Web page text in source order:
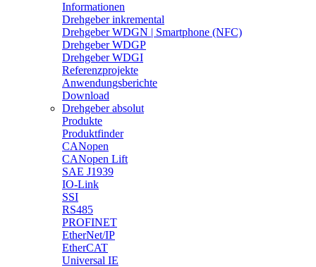
Informationen
Drehgeber inkremental
Drehgeber WDGN | Smartphone (NFC)
Drehgeber WDGP
Drehgeber WDGI
Referenzprojekte
Anwendungsberichte
Download
Drehgeber absolut
Produkte
Produktfinder
CANopen
CANopen Lift
SAE J1939
IO-Link
SSI
RS485
PROFINET
EtherNet/IP
EtherCAT
Universal IE